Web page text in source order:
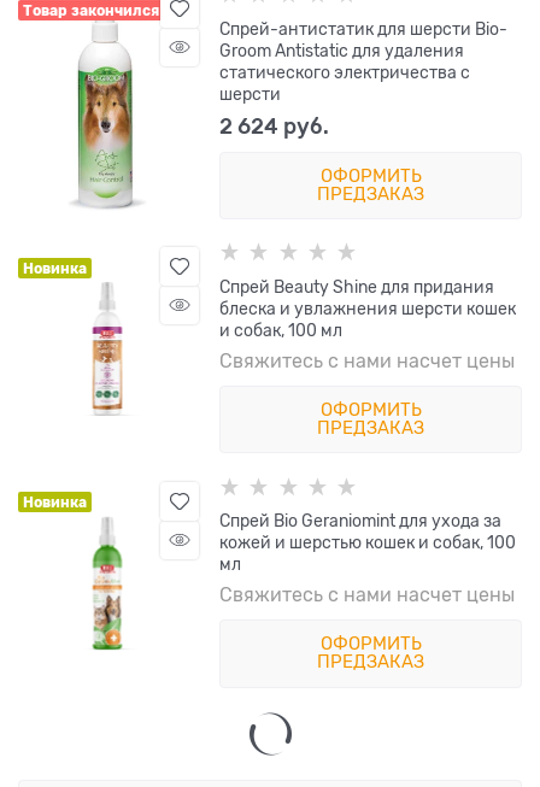
Товар закончился
Cпрей-антистатик для шерсти Bio-
Groom Antistatic для удаления
статического электричества с
шерсти
2 624 руб.
ОФОРМИТЬ
ПРЕДЗАКАЗ
Новинка
Спрей Beauty Shine для придания
блеска и увлажнения шерсти кошек
и собак, 100 мл
Свяжитесь с нами насчет цены
ОФОРМИТЬ
ПРЕДЗАКАЗ
Новинка
Спрей Bio Geraniomint для ухода за
кожей и шерстью кошек и собак, 100
мл
Свяжитесь с нами насчет цены
ОФОРМИТЬ
ПРЕДЗАКАЗ